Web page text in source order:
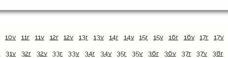
10v 11r 11v 12r 12v 13r 13v 14r 14v 15r 15v 16r 16v 17r 17v
31v 32r 32v 33r 33v 34r 34v 35r 35v 36r 36v 37r 37v 38r